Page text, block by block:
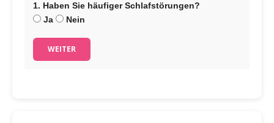
1. Haben Sie häufiger Schlafstörungen?
Ja
Nein
WEITER